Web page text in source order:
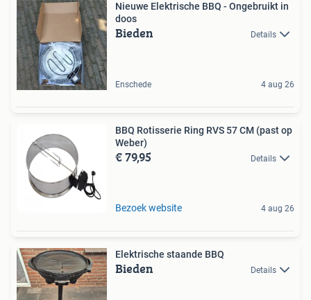
Nieuwe Elektrische BBQ - Ongebruikt in
doos
Bieden Details
Enschede 4 aug 26
BBQ Rotisserie Ring RVS 57 CM (past op
Weber)
€ 79,95 Details
Bezoek website 4 aug 26
Elektrische staande BBQ
Bieden Details